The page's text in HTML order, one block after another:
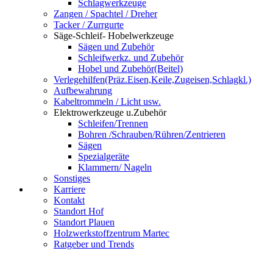
Schlagwerkzeuge
Zangen / Spachtel / Dreher
Tacker / Zurrgurte
Säge-Schleif- Hobelwerkzeuge
Sägen und Zubehör
Schleifwerkz. und Zubehör
Hobel und Zubehör(Beitel)
Verlegehilfen(Präz.Eisen,Keile,Zugeisen,Schlagkl.)
Aufbewahrung
Kabeltrommeln / Licht usw.
Elektrowerkzeuge u.Zubehör
Schleifen/Trennen
Bohren /Schrauben/Rühren/Zentrieren
Sägen
Spezialgeräte
Klammern/ Nageln
Sonstiges
Karriere
Kontakt
Standort Hof
Standort Plauen
Holzwerkstoffzentrum Martec
Ratgeber und Trends